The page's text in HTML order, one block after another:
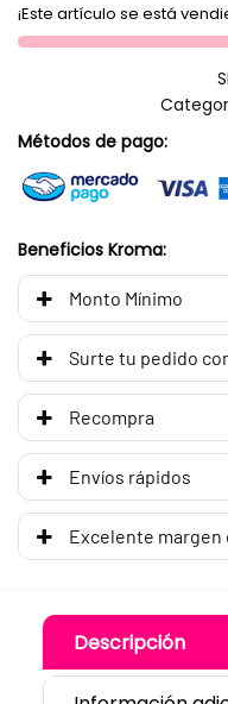
¡Este artículo se está
Métodos de pago:
Beneficios Kroma:
Monto Mínimo
Surte tu pedido
Recompra
Envíos rápidos
Excelente margen
Descripción